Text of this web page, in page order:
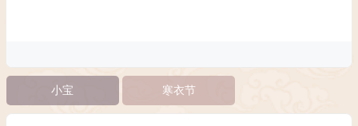
小宝 寒衣节